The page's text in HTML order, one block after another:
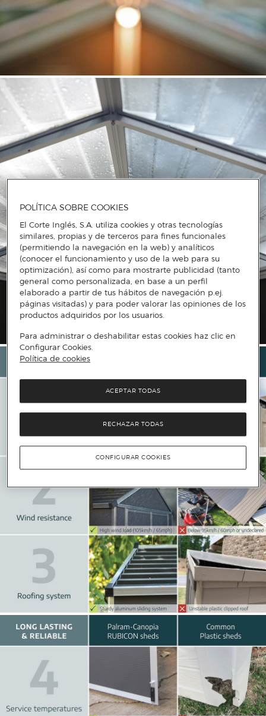
POLÍTICA SOBRE COOKIES
El Corte Inglés, S.A. utiliza cookies y otras tecnologías
similares, propias y de terceros para fines funcionales
(permitiendo la navegación en la web) y analíticos
(conocer el funcionamiento y uso de la web para su
optimización), así como para mostrarte publicidad (tanto
general como personalizada, en base a un perfil
elaborado a partir de tus hábitos de navegación p.ej.
páginas visitadas) y para poder valorar las opiniones de los
productos adquiridos por los usuarios.
Para administrar o deshabilitar estas cookies haz clic en
Configurar Cookies.
Política de cookies
RECHAZAR TODAS
ACEPTAR TODAS
CONFIGURAR COOKIES